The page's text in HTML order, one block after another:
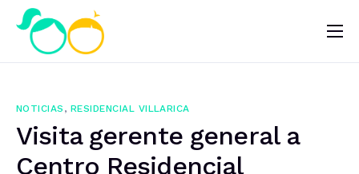
Nosotros
Noticias
¿Quieres ayudar?
NOTICIAS , RESIDENCIAL VILLARICA
Visita gerente general a
Centro Residencial